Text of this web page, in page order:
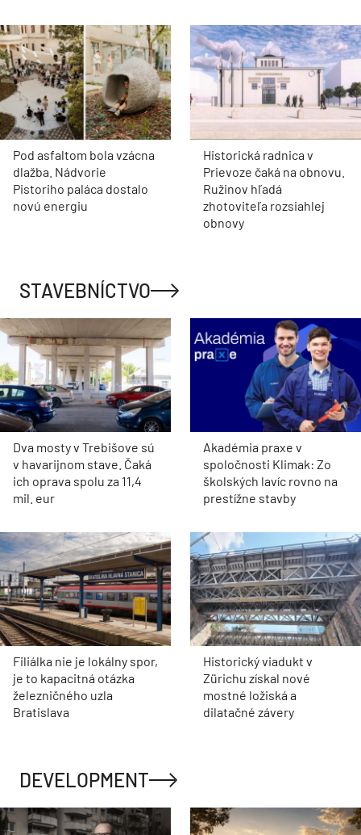
Pod asfaltom bola vzácna
dlažba. Nádvorie
Pistoriho paláca dostalo
novú energiu
Historická radnica v
Prievoze čaká na obnovu.
Ružinov hľadá
zhotoviteľa rozsiahlej
obnovy
STAVEBNÍCTVO
Dva mosty v Trebišove sú
v havarijnom stave. Čaká
ich oprava spolu za 11,4
mil. eur
Akadémia praxe v
spoločnosti Klimak: Zo
školských lavíc rovno na
prestížne stavby
Filiálka nie je lokálny spor,
je to kapacitná otázka
železničného uzla
Bratislava
Historický viadukt v
Zürichu získal nové
mostné ložiská a
dilatačné závery
DEVELOPMENT